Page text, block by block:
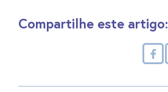
Compartilhe este artigo: